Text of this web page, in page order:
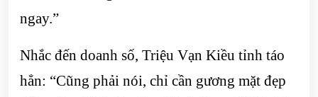
ngay.”
Nhắc đến doanh số, Triệu Vạn Kiều tỉnh táo
hẳn: “Cũng phải nói, chỉ cần gương mặt đẹp